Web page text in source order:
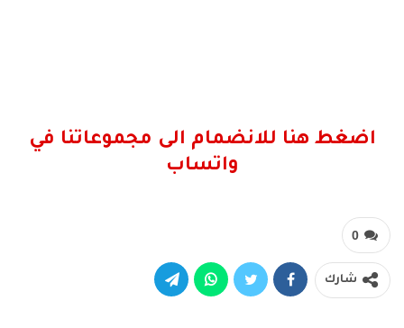
اضغط هنا للانضمام الى مجموعاتنا في
واتساب
0
شارك